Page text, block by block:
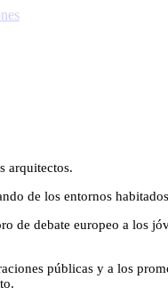
arquitectos.
de los entornos
de debate europeo a los
públicas y a los